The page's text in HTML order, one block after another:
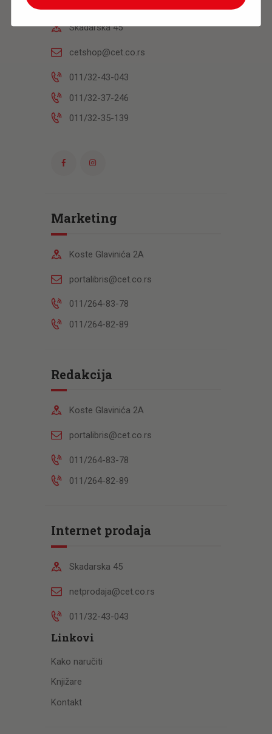
Skadarska 45
cetshop@cet.co.rs
011/32-43-043
011/32-37-246
011/32-35-139
Marketing
Koste Glavinića 2A
portalibris@cet.co.rs
011/264-83-78
011/264-82-89
Redakcija
Koste Glavinića 2A
portalibris@cet.co.rs
011/264-83-78
011/264-82-89
Internet prodaja
Skadarska 45
netprodaja@cet.co.rs
011/32-43-043
Linkovi
Kako naručiti
Knjižare
Kontakt